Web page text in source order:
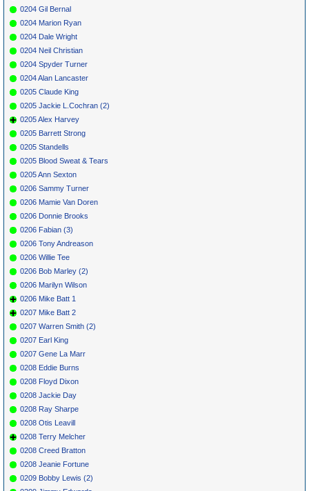
0204 Gil Bernal
0204 Marion Ryan
0204 Dale Wright
0204 Neil Christian
0204 Spyder Turner
0204 Alan Lancaster
0205 Claude King
0205 Jackie L.Cochran (2)
0205 Alex Harvey
0205 Barrett Strong
0205 Standells
0205 Blood Sweat & Tears
0205 Ann Sexton
0206 Sammy Turner
0206 Mamie Van Doren
0206 Donnie Brooks
0206 Fabian (3)
0206 Tony Andreason
0206 Willie Tee
0206 Bob Marley (2)
0206 Marilyn Wilson
0206 Mike Batt 1
0207 Mike Batt 2
0207 Warren Smith (2)
0207 Earl King
0207 Gene La Marr
0208 Eddie Burns
0208 Floyd Dixon
0208 Jackie Day
0208 Ray Sharpe
0208 Otis Leavill
0208 Terry Melcher
0208 Creed Bratton
0208 Jeanie Fortune
0209 Bobby Lewis (2)